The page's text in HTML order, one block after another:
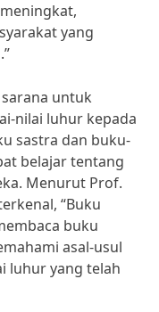
yang
untuk
nilai luhur kepada
sastra dan buku-
belajar tentang
Menurut Prof.
“Buku
buku
asal-usul
luhur yang telah